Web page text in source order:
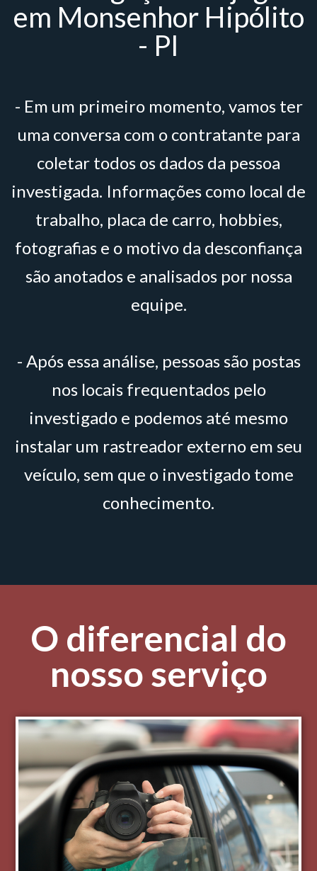
em Monsenhor Hipólito
- PI
- Em um primeiro momento, vamos ter
uma conversa com o contratante para
coletar todos os dados da pessoa
investigada. Informações como local de
trabalho, placa de carro, hobbies,
fotografias e o motivo da desconfiança
são anotados e analisados por nossa
equipe.
- Após essa análise, pessoas são postas
nos locais frequentados pelo
investigado e podemos até mesmo
instalar um rastreador externo em seu
veículo, sem que o investigado tome
conhecimento.
O diferencial do
nosso serviço